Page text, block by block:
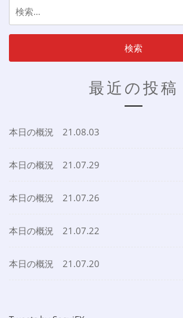
索:
最近の投稿
本日の概況 21.08.03
本日の概況 21.07.29
本日の概況 21.07.26
本日の概況 21.07.22
本日の概況 21.07.20